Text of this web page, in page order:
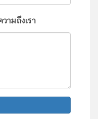
ามถึงเรา